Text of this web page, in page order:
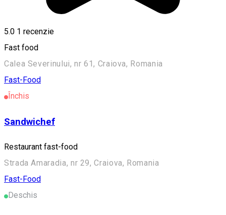
5.0 1 recenzie
Fast food
Calea Severinului, nr 61, Craiova, Romania
Fast-Food
Închis
Sandwichef
Restaurant fast-food
Strada Amaradia, nr 29, Craiova, Romania
Fast-Food
Deschis